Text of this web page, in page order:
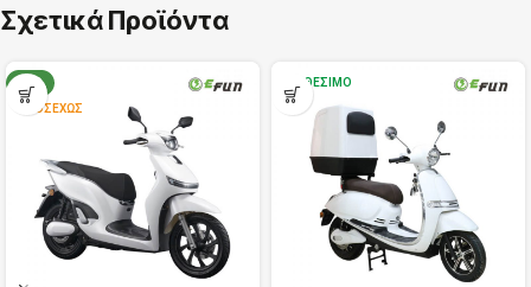
Σχετικά Προϊόντα
ΝΈΟ
ΠΡΟΣΕΧΏΣ
ΔΙΑΘΈΣΙΜΟ